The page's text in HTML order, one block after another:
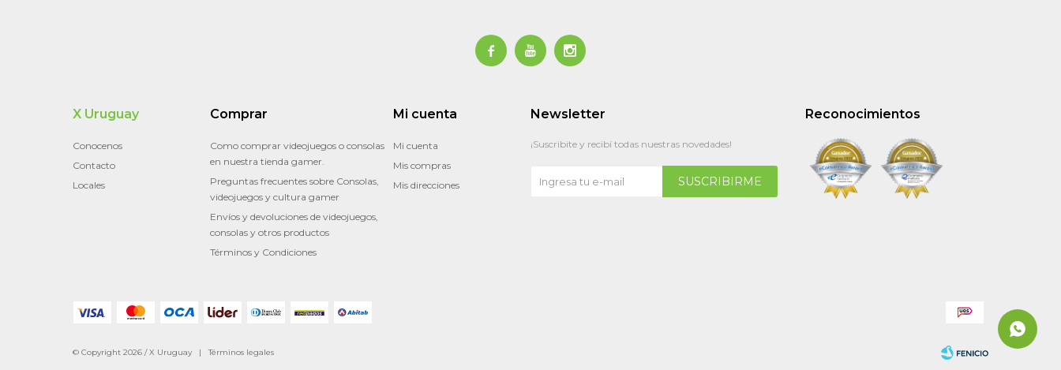
  
Reconocimientos
X Uruguay
Conocenos
Contacto
Locales
Comprar
Como comprar videojuegos o consolas
en nuestra tienda gamer.
Preguntas frecuentes sobre Consolas,
videojuegos y cultura gamer
Envíos y devoluciones de videojuegos,
consolas y otros productos
Términos y Condiciones
Mi cuenta
Mi cuenta
Mis compras
Mis direcciones
Newsletter
¡Suscribite y recibí todas nuestras novedades!
SUSCRIBIRME
© Copyright 2026 / X Uruguay |Términos legales